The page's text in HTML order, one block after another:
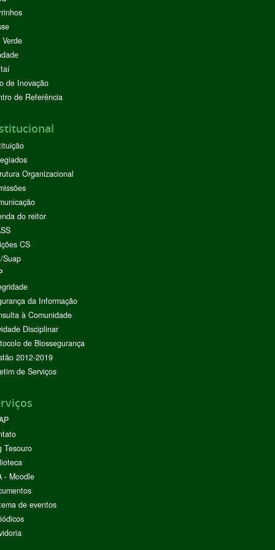
de Inovação
de Referência
Organizacional
do reitor
CS
Suap
da Informação
à Comunidade
Disciplinar
de Biossegurança
2012-2019
de Serviços
Tesouro
- Moodle
de eventos